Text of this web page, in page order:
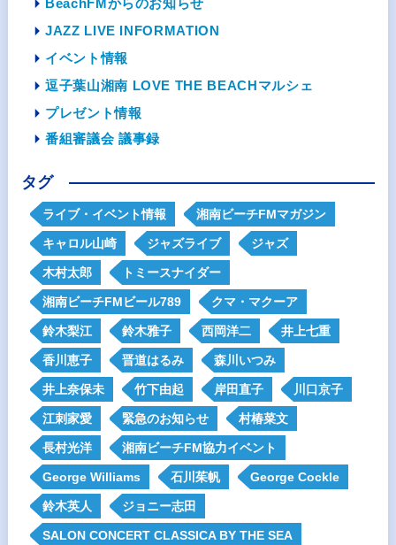
JAZZ LIVE INFORMATION
イベント情報
逗子葉山湘南 LOVE THE BEACHマルシェ
プレゼント情報
番組審議会 議事録
タグ
ライブ・イベント情報 湘南ビーチFMマガジン
キャロル山崎 ジャズライブ ジャズ
木村太郎 トミースナイダー
湘南ビーチFMビール789 クマ・マクーア
鈴木梨江 鈴木雅子 西岡洋二 井上七重
香川恵子 晋道はるみ 森川いつみ
井上奈保未 竹下由起 岸田直子 川口京子
江刺家愛 緊急のお知らせ 村椿菜文
長村光洋 湘南ビーチFM協力イベント
George Williams 石川茱帆 George Cockle
鈴木英人 ジョニー志田
SALON CONCERT CLASSICA BY THE SEA